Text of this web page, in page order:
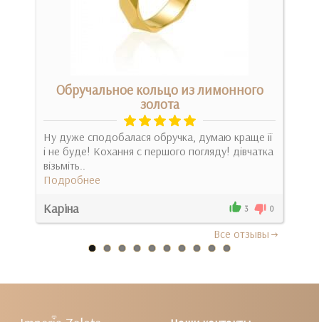
Обручальное кольцо из лимонного
золота
Ну дуже сподобалася обручка, думаю краще її
і не буде! Кохання с першого погляду! дівчатка
візьміть..
Подробнее
Каріна 3 0
Все отзывы